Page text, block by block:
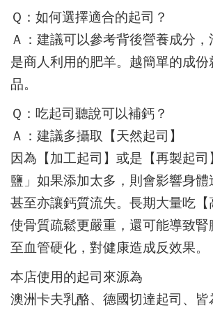
Ｑ：如何選擇適合的起司？
Ａ：建議可以參考背後營養成分
是商人利用的肥羊。越簡單的成
品。
Ｑ：吃起司聽說可以補鈣？
Ａ：建議多攝取【天然起司】
因為【加工起司】或是【再製起
鹽」如果添加太多，則會影響身體
甚至亦讓鈣質流失。長期大量吃
使骨質疏鬆更嚴重，還可能導致
至血管硬化，對健康造成反效果。
本店使用的起司來源為
澳洲卡夫乳酪、德國切達起司、